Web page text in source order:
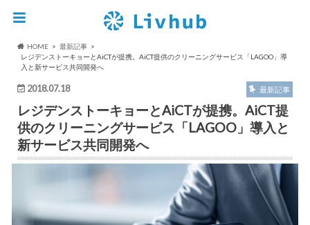
HOME
最新記事
レジデンストーキョーとAiCTが提携。AiCT提供のクリーニングサービス「LAGOO」導
入と新サービス共同開発へ
2018.07.18 最新記事
レジデンストーキョーとAiCTが提携。AiCT提
供のクリーニングサービス「LAGOO」導入と
新サービス共同開発へ